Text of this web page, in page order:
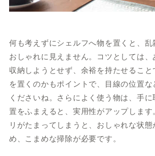
何も考えずにシェルフへ物を置くと、
おしゃれに見えません。コツとしては
収納しようとせず、余裕を持たせるこ
を置くのかもポイントで、目線の位置
くださいね。さらによく使う物は、手
置をふまえると、実用性がアップします
リがたまってしまうと、おしゃれな状
め、こまめな掃除が必要です。